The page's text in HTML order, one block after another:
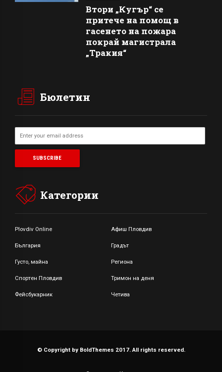
Втори „Кугър“ се
притече на помощ в
гасенето на пожара
покрай магистрала
„Тракия“
Бюлетин
Категории
Plovdiv Online Афиш Пловдив
България Градът
Густо, майна Региона
Спортен Пловдив Тримон на деня
Фейсбукарник Четива
© Copyright by BoldThemes 2017. All rights reserved.